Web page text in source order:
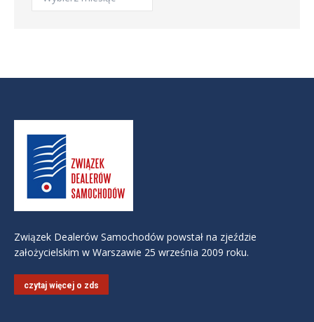
Związek Dealerów Samochodów powstał na zjeździe
założycielskim w Warszawie 25 września 2009 roku.
czytaj więcej o zds